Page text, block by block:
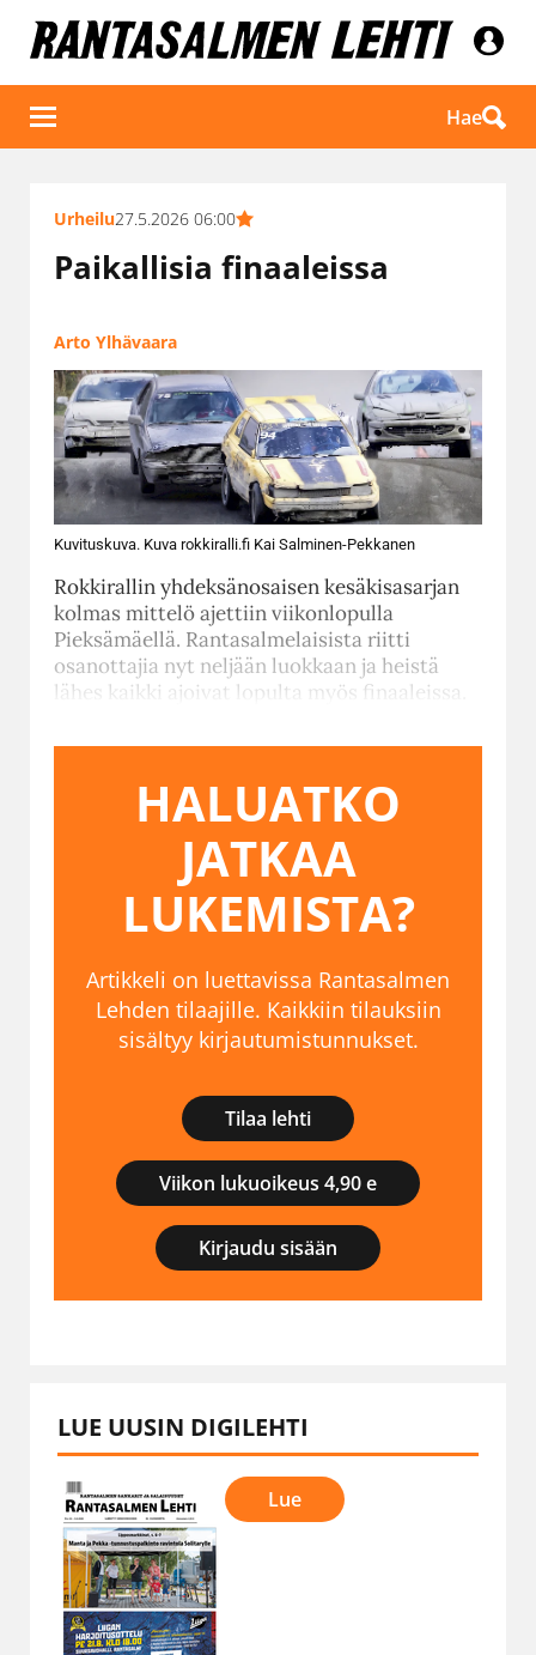
Hae
Urheilu27.5.2026 06:00
Paikallisia finaaleissa
Arto Ylhävaara
Kuvituskuva. Kuva rokkiralli.fi Kai Salminen-Pekkanen
Rokkirallin yhdeksänosaisen kesäkisasarjan
kolmas mittelö ajettiin viikonlopulla
Pieksämäellä. Rantasalmelaisista riitti
osanottajia nyt neljään luokkaan ja heistä
lähes kaikki ajoivat lopulta myös finaaleissa.
HALUATKO
JATKAA
LUKEMISTA?
Artikkeli on luettavissa Rantasalmen
Lehden tilaajille. Kaikkiin tilauksiin
sisältyy kirjautumistunnukset.
Tilaa lehti
Viikon lukuoikeus 4,90 e
Kirjaudu sisään
LUE UUSIN DIGILEHTI
Lue